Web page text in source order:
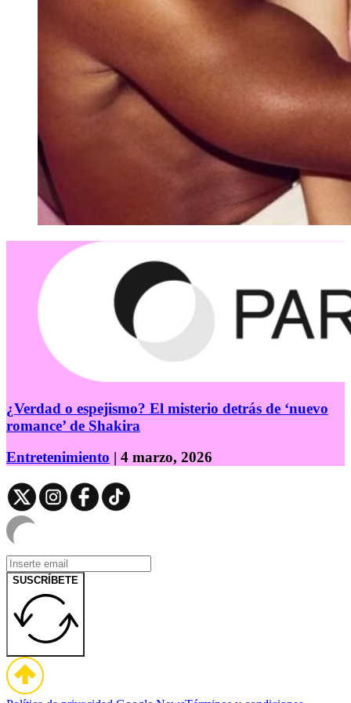
¿Verdad o espejismo? El misterio detrás de ‘nuevo
romance’ de Shakira
Entretenimiento | 4 marzo, 2026
SUSCRÍBETE